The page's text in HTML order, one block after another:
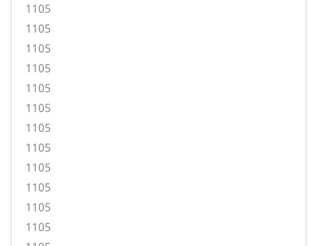
1105
1105
1105
1105
1105
1105
1105
1105
1105
1105
1105
1105